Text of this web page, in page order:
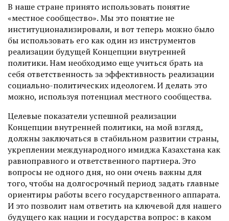
В наше стране принято использовать понятие
«местное сообщество». Мы это понятие не
институционализировали, и вот теперь можно было
бы использовать его как один из инструментов
реализации будущей Концепции внут­ренней
политики. Нам необходимо еще учиться брать на
себя ответственность за эффективность реализации
социально-политических идеологем. И делать это
можно, используя потенциал местного сообщества.
Целевые показатели успешной реализации
Концепции внутренней политики, на мой взгляд,
должны заключаться в стабильном развитии страны,
укреплении международного имиджа Казахстана как
равноправного и ответственного партнера. Это
вопросы не одного дня, но они очень важны для
того, чтобы на долгосрочный период задать главные
ориентиры работы всего государственного аппарата.
И это позволит нам ответить на ключевой для нашего
будущего как нации и государства вопрос: в каком